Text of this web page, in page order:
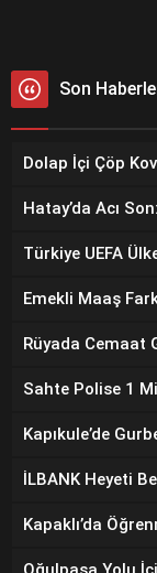
Son
Dolap İçi Çöp
Hatay’da Acı
Türkiye UEFA
Emekli Maaş
Rüyada Cemaat
Sahte Polise 1
Kapıkule’de
İLBANK Heyeti
Kapaklı’da